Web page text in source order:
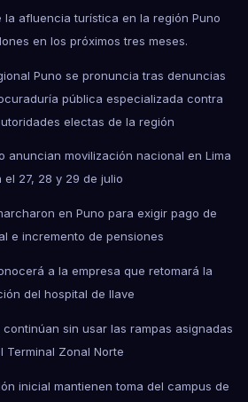
la afluencia turística en la región Puno
en los próximos tres meses.
Puno se pronuncia tras denuncias
pública especializada contra
electas de la región
anuncian movilización nacional en Lima
el 27, 28 y 29 de julio
en Puno para exigir pago de
e incremento de pensiones
a la empresa que retomará la
del hospital de Ilave
sin usar las rampas asignadas
Terminal Zonal Norte
inicial mantienen toma del campus de